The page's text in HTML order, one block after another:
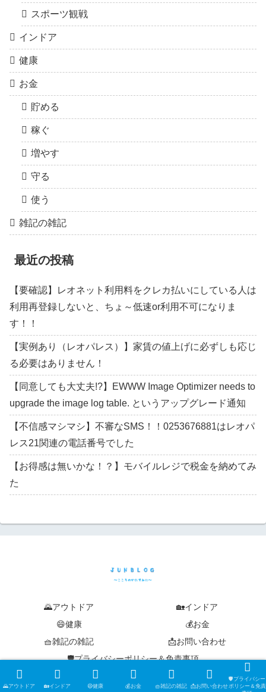
スポーツ観戦
インドア
健康
お金
貯める
稼ぐ
増やす
守る
使う
雑記の雑記
最近の投稿
【要確認】レオネット利用料をクレカ払いにしている人は
利用再登録しないと、ちょ～低速or利用不可になりま
す！！
【実例あり（レオパレス）】家賃の値上げに必ずしも応じ
る必要はありません！
【同意しても大丈夫!?】EWWW Image Optimizer needs to
upgrade the image log table. というアップグレード通知
【不信感マシマシ】不審なSMS！！0253676881はレオパ
レス21関連の電話番号でした
【お得感は無いかな！？】モバイルレジで税金を納めてみ
た
🌄アウトドア
🏡インドア
😄健康
💰お金
🧺雑記の雑記
📩お問い合わせ
🛡️プライバシーポリシー＆免責事項
© 2019-2026 junblog ~こころのかたすみに~.
🌄アウトドア 🏡インドア 😄健康 💰お金 🧺雑記の雑記 📩お問い合わせ
🛡️プライバシー
ポリシー＆免責